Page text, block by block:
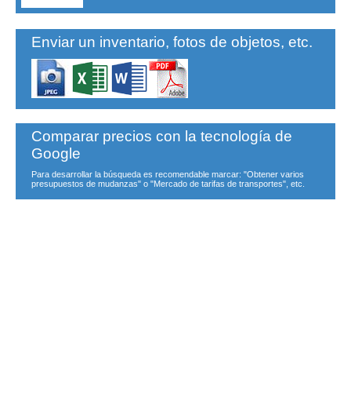
Enviar un inventario, fotos de objetos, etc.
Comparar precios con la tecnología de
Google
Para desarrollar la búsqueda es recomendable marcar: "Obtener varios
presupuestos de mudanzas" o "Mercado de tarifas de transportes", etc.